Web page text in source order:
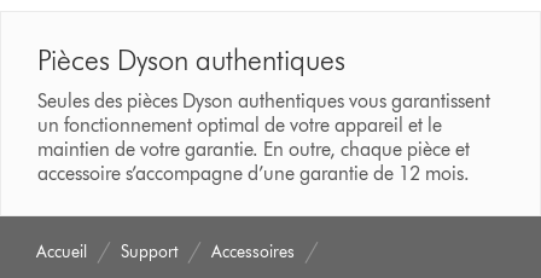
Pièces Dyson authentiques
Seules des pièces Dyson authentiques vous garantissent
un fonctionnement optimal de votre appareil et le
maintien de votre garantie. En outre, chaque pièce et
accessoire s’accompagne d’une garantie de 12 mois.
Accueil Support Accessoires